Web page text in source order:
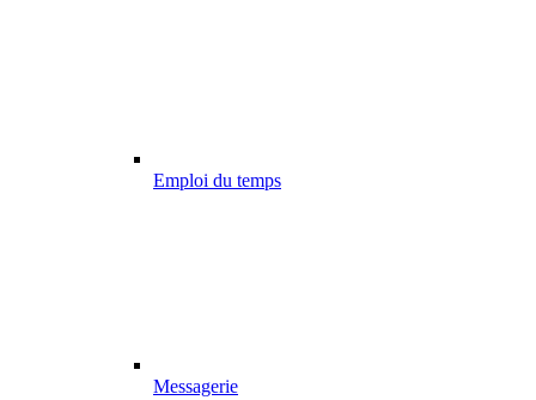
Emploi du temps
Messagerie